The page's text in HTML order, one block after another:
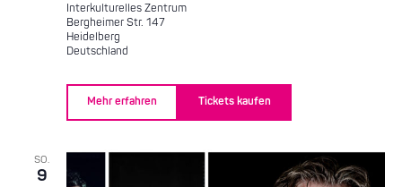
Interkulturelles Zentrum
Bergheimer Str. 147
Heidelberg
Deutschland
Mehr erfahren Tickets kaufen
SO.
9